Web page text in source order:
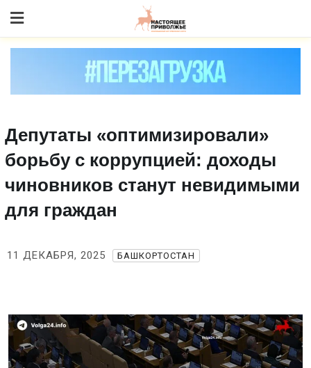
to content
Депутаты «оптимизировали»
борьбу с коррупцией: доходы
чиновников станут невидимыми
для граждан
11 ДЕКАБРЯ, 2025 БАШКОРТОСТАН